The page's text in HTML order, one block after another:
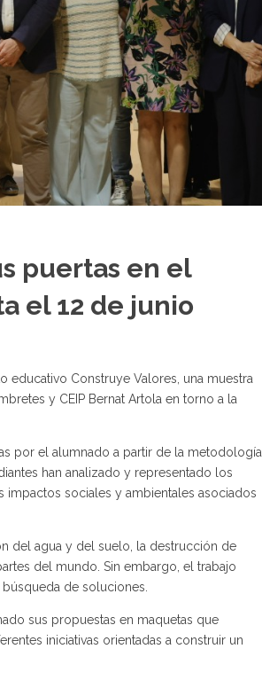
puertas en el
el 12 de junio
educativo Construye Valores, una muestra
y CEIP Bernat Artola en torno a la
por el alumnado a partir de la metodología
han analizado y representado los
sociales y ambientales asociados
del agua y del suelo, la destrucción de
del mundo. Sin embargo, el trabajo
de soluciones.
sus propuestas en maquetas que
iniciativas orientadas a construir un